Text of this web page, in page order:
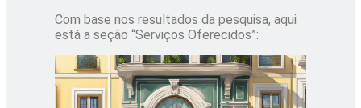
Com base nos resultados da pesquisa, aqui
está a seção “Serviços Oferecidos”: